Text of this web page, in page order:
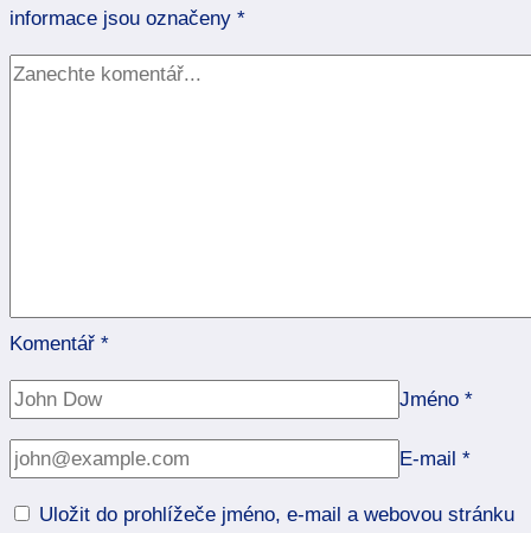
informace jsou označeny *
Komentář *
Jméno *
E-mail *
Uložit do prohlížeče jméno, e-mail a webovou stránku